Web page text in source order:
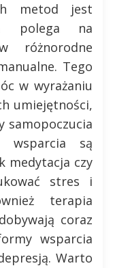
metod jest
polega na
różnorodne
Tego
w wyrażaniu
umiejętności,
samopoczucia
wsparcia są
medytacja czy
stres i
terapia
coraz
wsparcia
Warto